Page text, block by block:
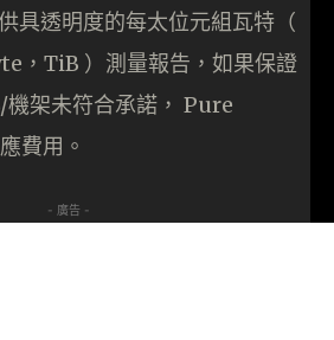
具透明度的每太位元組瓦特（
，TiB ）測量報告，如果保證
架未符合承諾， Pure
費用。
- 廣告 -